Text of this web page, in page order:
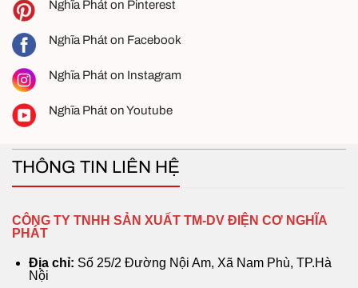
Nghĩa Phát on Pinterest
Nghĩa Phát on Facebook
Nghĩa Phát on Instagram
Nghĩa Phát on Youtube
THÔNG TIN LIÊN HỆ
CÔNG TY TNHH SẢN XUẤT TM-DV ĐIỆN CƠ NGHĨA
PHÁT
Địa chỉ: Số 25/2 Đường Nội Am, Xã Nam Phù, TP.Hà
Nội